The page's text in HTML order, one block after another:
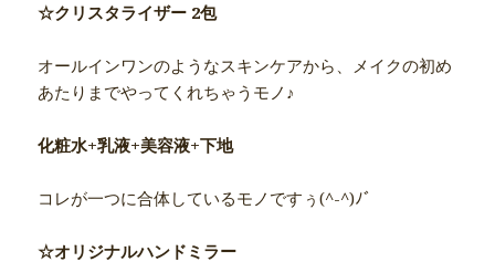
☆クリスタライザー 2包
オールインワンのようなスキンケアから、メイクの初め
あたりまでやってくれちゃうモノ♪
化粧水+乳液+美容液+下地
コレが一つに合体しているモノですぅ(^-^)ﾉﾞ
☆オリジナルハンドミラー